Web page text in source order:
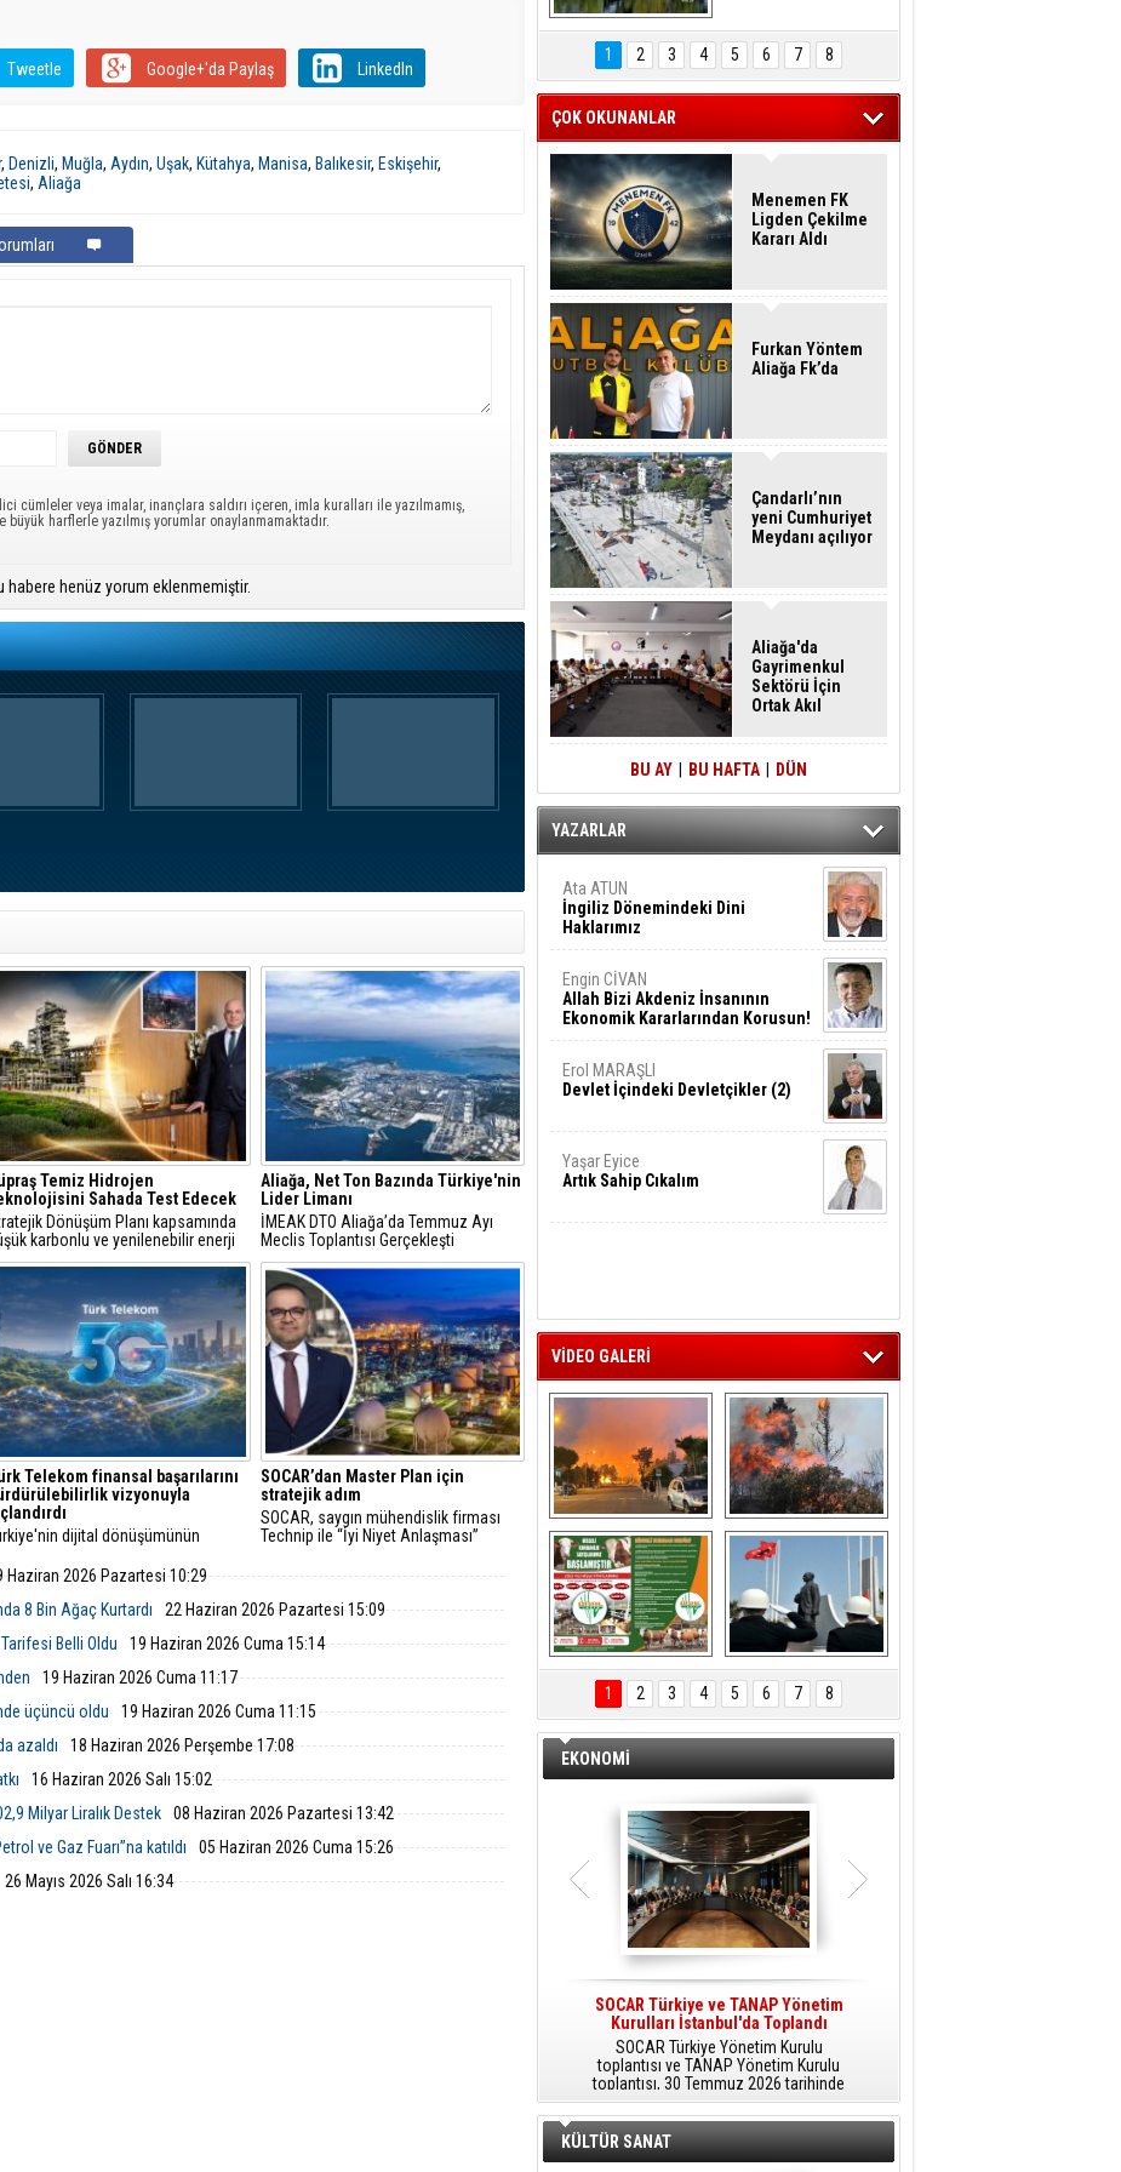
Tweetle Google+'da Paylaş LinkedIn
, Denizli, Muğla, Aydın, Uşak, Kütahya, Manisa, Balıkesir, Eskişehir,
, Aliağa
cümleler veya imalar, inançlara saldırı içeren, imla kuralları ile yazılmamış,
harflerle yazılmış yorumlar onaylanmamaktadır.
habere henüz yorum eklenmemiştir.
Temiz Hidrojen
Sahada Test Edecek
Dönüşüm Planı kapsamında
karbonlu ve yenilenebilir enerji
odaklanan Tüpraş, temiz
teknolojileri alanında yenilikçi
öncülük ediyor.
Aliağa, Net Ton Bazında Türkiye'nin
Lider Limanı
İMEAK DTO Aliağa’da Temmuz Ayı
Meclis Toplantısı Gerçekleşti
Telekom finansal başarılarını
vizyonuyla
dijital dönüşümünün
sürdürülebilirlik odaklı
SOCAR’dan Master Plan için
stratejik adım
SOCAR, saygın mühendislik firması
Technip ile “İyi Niyet Anlaşması”
doğrultusunda yürütülecek FEED
ekonomik analizleri kapsıyor.
Haziran 2026 Pazartesi 10:29
8 Bin Ağaç Kurtardı
22 Haziran 2026 Pazartesi 15:09
Belli Oldu
19 Haziran 2026 Cuma 15:14
19 Haziran 2026 Cuma 11:17
üçüncü oldu
19 Haziran 2026 Cuma 11:15
azaldı
18 Haziran 2026 Perşembe 17:08
16 Haziran 2026 Salı 15:02
Milyar Liralık Destek
08 Haziran 2026 Pazartesi 13:42
ve Gaz Fuarı”na katıldı
05 Haziran 2026 Cuma 15:26
26 Mayıs 2026 Salı 16:34
Hasan Eser'in
Objektifinden
1 2 3 4 5 6 7 8
ÇOK OKUNANLAR
Menemen FK
Ligden Çekilme
Kararı Aldı
Furkan Yöntem
Aliağa Fk’da
Çandarlı’nın
yeni Cumhuriyet
Meydanı açılıyor
Aliağa'da
Gayrimenkul
Sektörü İçin
Ortak Akıl
BU AY BU HAFTA DÜN
YAZARLAR
Ata ATUN
İngiliz Dönemindeki Dini
Haklarımız
Engin CİVAN
Allah Bizi Akdeniz İnsanının
Ekonomik Kararlarından Korusun!
Erol MARAŞLI
Devlet İçindeki Devletçikler (2)
Yaşar Eyice
Artık Sahip Cıkalım
VİDEO GALERİ
Aliağa ‘da  otluk
alanda çıkan
yangın evlere
sıçramadan
söndürüldü
Aliağa'nın Ciğerleri
ÖNAL TARIM
TANITIM FİLMİ
Aliağa'da Polis
Haftası Kutlandı
1 2 3 4 5 6 7 8
EKONOMİ
SOCAR Türkiye ve TANAP Yönetim
Kurulları İstanbul'da Toplandı
SOCAR Türkiye Yönetim Kurulu
toplantısı ve TANAP Yönetim Kurulu
toplantısı, 30 Temmuz 2026 tarihinde
İstanbul’da gerçekleştirildi.
hidrojen teknolojileri alanında yenilikçi
projelere öncülük ediyor.
KÜLTÜR SANAT